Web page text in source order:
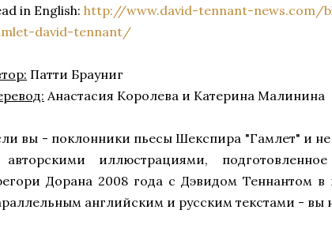
in English: http://www.david-tennant-news.com/
david-tennant/
Патти Брауниг
Анастасия Королева и Катерина Малинина
вы - поклонники пьесы Шекспира "Гамлет" и
иллюстрациями,
Дорана 2008 года с Дэвидом Теннантом
английским и русским текстами - вы